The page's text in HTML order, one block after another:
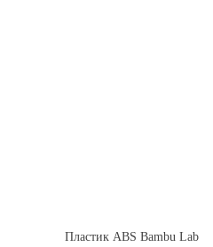
Пластик ABS Bambu Lab